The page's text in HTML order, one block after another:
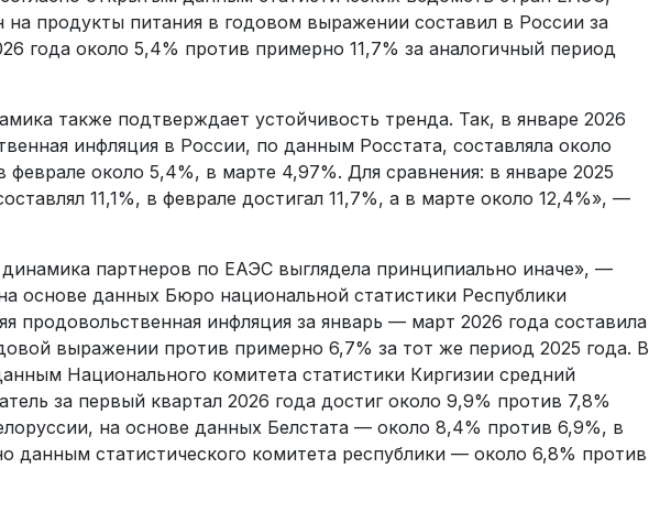
на продукты питания в годовом выражении составил в России за
года около 5,4% против примерно 11,7% за аналогичный период
также подтверждает устойчивость тренда. Так, в январе 2026
инфляция в России, по данным Росстата, составляла около
феврале около 5,4%, в марте 4,97%. Для сравнения: в январе 2025
11,1%, в феврале достигал 11,7%, а в марте около 12,4%», —
партнеров по ЕАЭС выглядела принципиально иначе», —
основе данных Бюро национальной статистики Республики
продовольственная инфляция за январь — март 2026 года составила
выражении против примерно 6,7% за тот же период 2025 года. В
Национального комитета статистики Киргизии средний
за первый квартал 2026 года достиг около 9,9% против 7,8%
на основе данных Белстата — около 8,4% против 6,9%, в
данным статистического комитета республики — около 6,8% против